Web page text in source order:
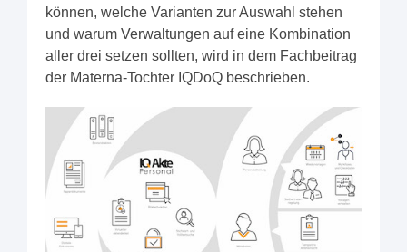
können, welche Varianten zur Auswahl stehen
und warum Verwaltungen auf eine Kombination
aller drei setzen sollten, wird in dem Fachbeitrag
der Materna-Tochter IQDoQ beschrieben.